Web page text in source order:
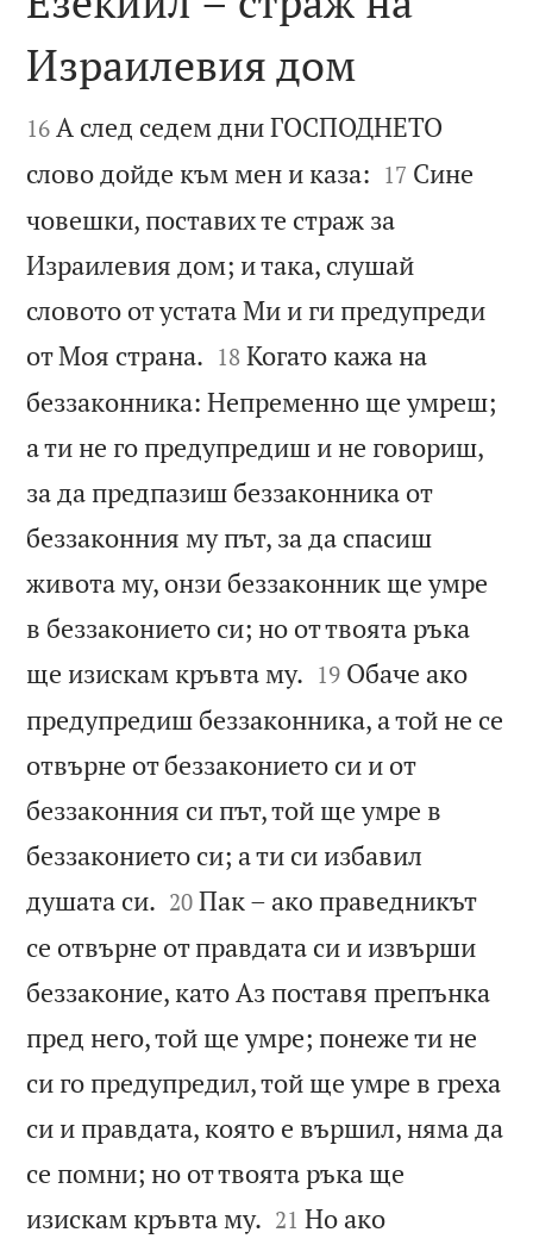

Израилевия дом

16 А след седем дни ГОСПОДНЕТО
слово дойде към мен и каза: 

17 Сине
човешки, поставих те страж за
Израилевия дом; и така, слушай
словото от устата Ми и ги предупреди
от Моя страна. 

18 Когато кажа на
беззаконника: Непременно ще умреш;
а ти не го предупредиш и не говориш,
за да предпазиш беззаконника от
беззаконния му път, за да спасиш
живота му, онзи беззаконник ще умре
в беззаконието си; но от твоята ръка
ще изискам кръвта му. 

19 Обаче ако
предупредиш беззаконника, а той не се
отвърне от беззаконието си и от
беззаконния си път, той ще умре в
беззаконието си; а ти си избавил
душата си. 

20 Пак – ако праведникът
се отвърне от правдата си и извърши
беззаконие, като Аз поставя препънка
пред него, той ще умре; понеже ти не
си го предупредил, той ще умре в греха
си и правдата, която е вършил, няма да
се помни; но от твоята ръка ще
изискам кръвта му. 

21 Но ако